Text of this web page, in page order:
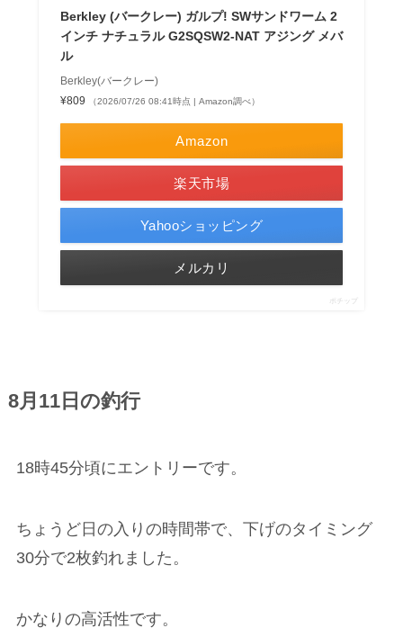
Berkley (バークレー) ガルプ! SWサンドワーム 2
インチ ナチュラル G2SQSW2-NAT アジング メバ
ル
Berkley(バークレー)
¥809
（2026/07/26 08:41時点 | Amazon調べ）
Amazon
楽天市場
Yahooショッピング
メルカリ
ポチップ
8月11日の釣行
18時45分頃にエントリーです。
ちょうど日の入りの時間帯で、下げのタイミング
30分で2枚釣れました。
かなりの高活性です。